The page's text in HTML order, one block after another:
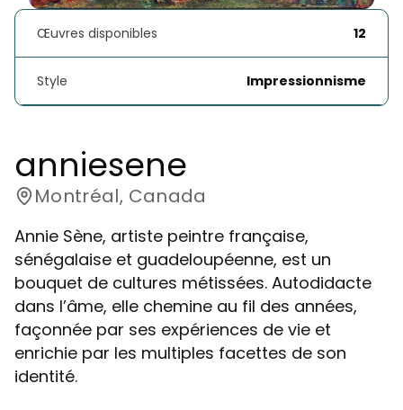
Œuvres disponibles 12
Style Impressionnisme
anniesene
Montréal, Canada
Annie Sène, artiste peintre française,
sénégalaise et guadeloupéenne, est un
bouquet de cultures métissées. Autodidacte
dans l’âme, elle chemine au fil des années,
façonnée par ses expériences de vie et
enrichie par les multiples facettes de son
identité.